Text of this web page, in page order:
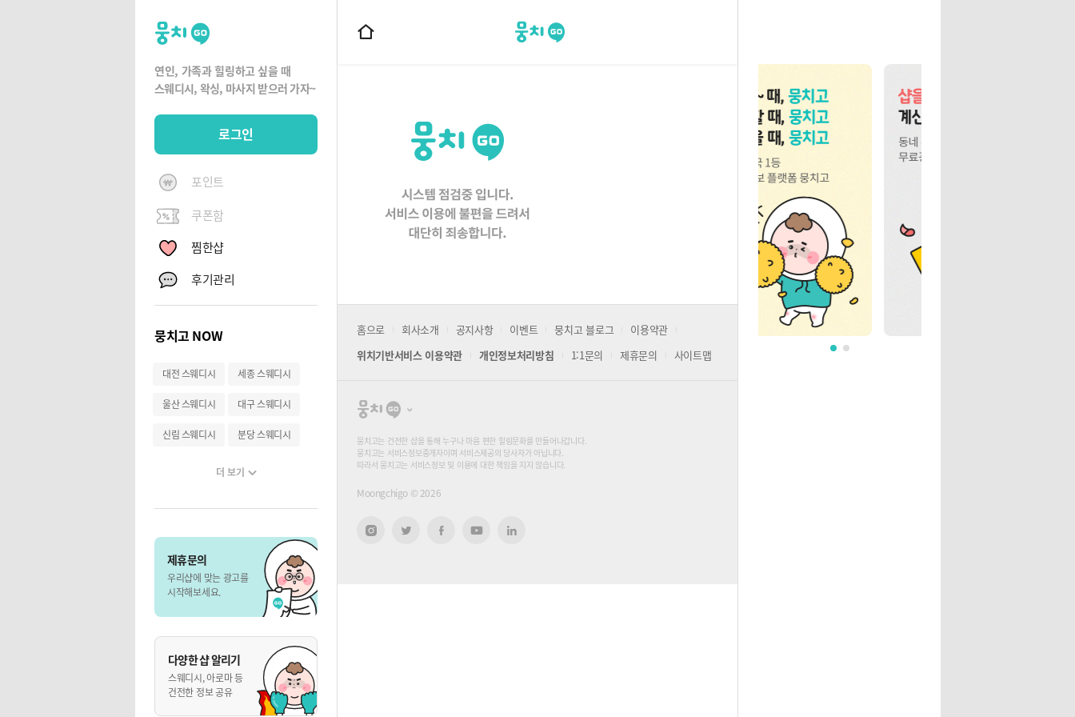
뭉
치
고
연인, 가족과 힐링하고 싶을 때
스웨디시, 왁싱, 마사지 받으러 가자~
로그인
포인트
쿠폰함
찜한샵
후기관리
뭉치고 NOW
대전 스웨디시 세종 스웨디시
울산 스웨디시 대구 스웨디시
신림 스웨디시 분당 스웨디시
더 보기
제휴문의
우리샵에 맞는 광고를
시작해보세요.
다양한 샵 알리기
스웨디시, 아로마 등
건전한 정보 공유
뭉치고
홈
홈으로 회사소개 공지사항 이벤트 뭉치고 블로그
이용약관
위치기반서비스 이용약관
개인정보처리방침 1:1문의 제휴문의 사이트맵
뭉
고
뭉치고는 건전한 샵을 통해 누구나 마음 편한 힐링문화를 만들어나갑니다.
뭉치고는 서비스정보중개자이며 서비스제공의 당사자가 아닙니다.
따라서 뭉치고는 서비스정보 및 이용에 대한 책임을 지지 않습니다.
Moongchigo © 2026